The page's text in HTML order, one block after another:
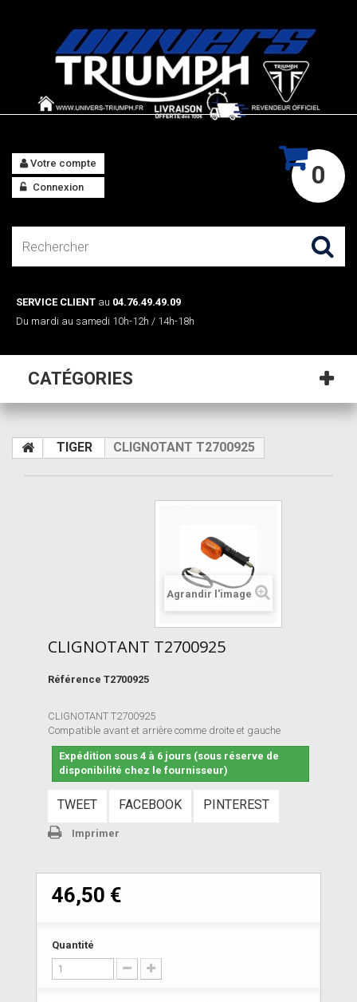
0
Votre compte
Connexion
SERVICE CLIENT au 04.76.49.49.09
Du mardi au samedi 10h-12h / 14h-18h
CATÉGORIES
TIGER CLIGNOTANT T2700925
Agrandir l'image
CLIGNOTANT T2700925
Référence T2700925
CLIGNOTANT T2700925
Compatible avant et arrière comme droite et gauche
Expédition sous 4 à 6 jours (sous réserve de
disponibilité chez le fournisseur)
TWEET FACEBOOK PINTEREST
Imprimer
46,50 €
Quantité